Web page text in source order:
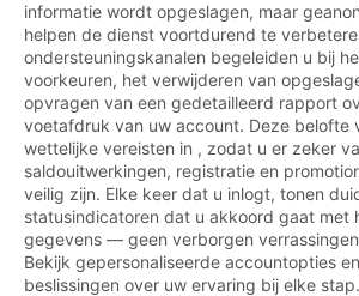
informatie wordt opgeslagen, maar
helpen de dienst voortdurend te
ondersteuningskanalen begeleiden u bij
voorkeuren, het verwijderen van
opvragen van een gedetailleerd rapport
voetafdruk van uw account. Deze belofte
wettelijke vereisten in , zodat u er zeker
saldouitwerkingen, registratie en
veilig zijn. Elke keer dat u inlogt, tonen
statusindicatoren dat u akkoord gaat met
gegevens — geen verborgen
Bekijk gepersonaliseerde accountopties
beslissingen over uw ervaring bij elke stap.